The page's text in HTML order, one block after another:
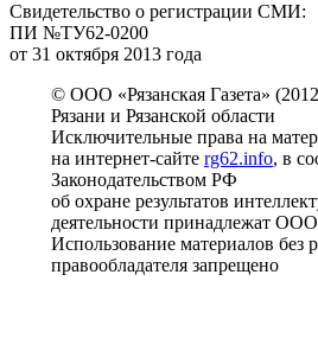
Свидетельство о регистрации СМИ:
ПИ №ТУ62-0200
от 31 октября 2013 года
© ООО «Рязанская Газета»
Рязани и Рязанской области
Исключительные права на
на интернет-сайте rg62.info, в
Законодательством РФ
об охране результатов
деятельности принадлежат ООО
Использование материалов без
правообладателя запрещено